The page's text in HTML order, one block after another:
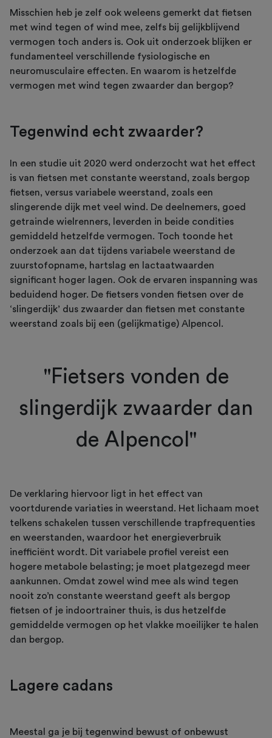
Misschien heb je zelf ook weleens gemerkt dat fietsen
met wind tegen of wind mee, zelfs bij gelijkblijvend
vermogen toch anders is. Ook uit onderzoek blijken er
fundamenteel verschillende fysiologische en
neuromusculaire effecten. En waarom is hetzelfde
vermogen met wind tegen zwaarder dan bergop?
Tegenwind echt zwaarder?
In een studie uit 2020 werd onderzocht wat het effect
is van fietsen met constante weerstand, zoals bergop
fietsen, versus variabele weerstand, zoals een
slingerende dijk met veel wind. De deelnemers, goed
getrainde wielrenners, leverden in beide condities
gemiddeld hetzelfde vermogen. Toch toonde het
onderzoek aan dat tijdens variabele weerstand de
zuurstofopname, hartslag en lactaatwaarden
significant hoger lagen. Ook de ervaren inspanning was
beduidend hoger. De fietsers vonden fietsen over de
‘slingerdijk’ dus zwaarder dan fietsen met constante
weerstand zoals bij een (gelijkmatige) Alpencol.
"Fietsers vonden de
slingerdijk zwaarder dan
de Alpencol"
De verklaring hiervoor ligt in het effect van
voortdurende variaties in weerstand. Het lichaam moet
telkens schakelen tussen verschillende trapfrequenties
en weerstanden, waardoor het energieverbruik
inefficiënt wordt. Dit variabele profiel vereist een
hogere metabole belasting; je moet platgezegd meer
aankunnen. Omdat zowel wind mee als wind tegen
nooit zo’n constante weerstand geeft als bergop
fietsen of je indoortrainer thuis, is dus hetzelfde
gemiddelde vermogen op het vlakke moeilijker te halen
dan bergop.
Lagere cadans
Meestal ga je bij tegenwind bewust of onbewust